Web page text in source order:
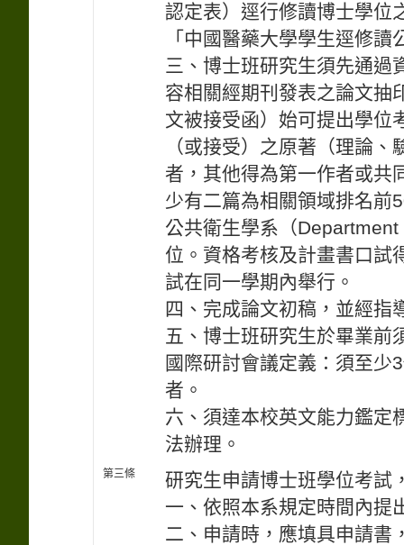
認定表）逕行修讀博士學位
「中國醫藥大學學生逕修
三、博士班研究生須先通過
容相關經期刊發表之論文抽
文被接受函）始可提出學位
（或接受）之原著（理論
者，其他得為第一作者或共
少有二篇為相關領域排名前
公共衛生學系（
位。資格考核及計畫書口試
試在同一學期內舉行。
四、完成論文初稿，並經指
五、博士班研究生於畢業前
國際研討會議定義：須至少
者。
六、須達本校英文能力鑑定
法辦理。
第三條
研究生申請博士班學位考試
一、依照本系規定時間內提
二、申請時，應填具申請書